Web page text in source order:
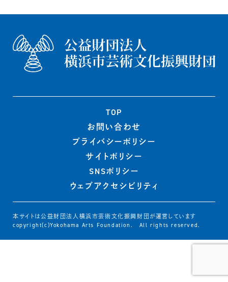
TOP
お問い合わせ
プライバシーポリシー
サイトポリシー
SNSポリシー
ウェブアクセシビリティ
本サイトは公益財団法人横浜市芸術文化振興財団が運営しています
copyright(c)Yokohama Arts Foundation. All rights reserved.